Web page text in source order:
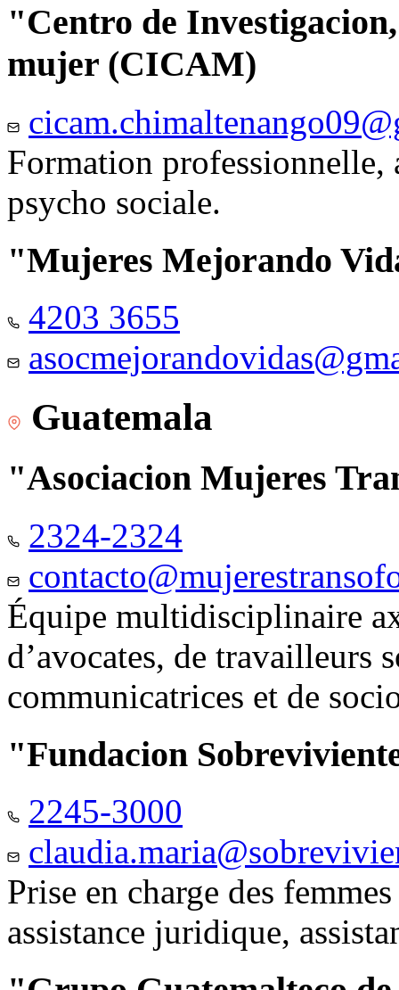
"Centro de
mujer (CICAM)
Formation professionnelle,
psycho sociale.
"Mujeres Mejorando
4203 3655
Guatemala
"Asociacion Mujeres
2324-2324
Équipe multidisciplinaire
d’avocates, de travailleurs
communicatrices et de
"Fundacion
2245-3000
Prise en charge des
assistance juridique,